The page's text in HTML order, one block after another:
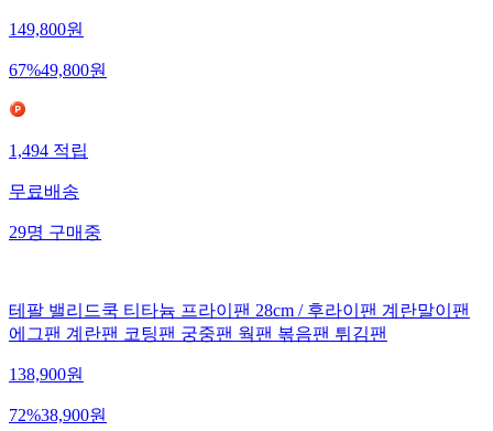
149,800원
67%49,800원
1,494 적립
무료배송
29명 구매중
테팔 밸리드쿡 티타늄 프라이팬 28cm / 후라이팬 계란말이팬
에그팬 계란팬 코팅팬 궁중팬 웍팬 볶음팬 튀김팬
138,900원
72%38,900원